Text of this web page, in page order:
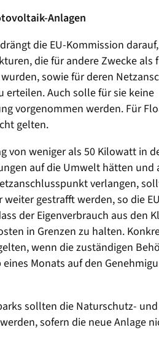
Anlagen
die EU-Kommission
die für andere Zwecke als
sowie für deren
erteilen. Auch solle für sie keine
vorgenommen werden. Für
gelten.
von weniger als 50 Kilowatt in
auf die Umwelt hätten und
verlangen,
gestrafft werden, so die
der Eigenverbrauch aus den
in Grenzen zu halten.
wenn die zuständigen
Monats auf den
sollten die Naturschutz-
sofern die neue Anlage